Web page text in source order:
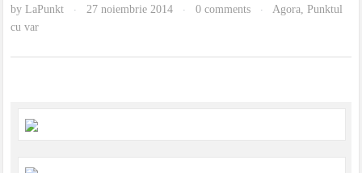
byLaPunkt · 27 noiembrie 2014 · 0 comments · Agora ,Punktul
cu var